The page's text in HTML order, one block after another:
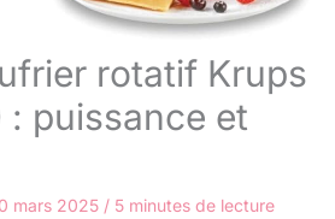
rotatif Krups
: puissance et
mars 2025 / 5 minutes de lecture